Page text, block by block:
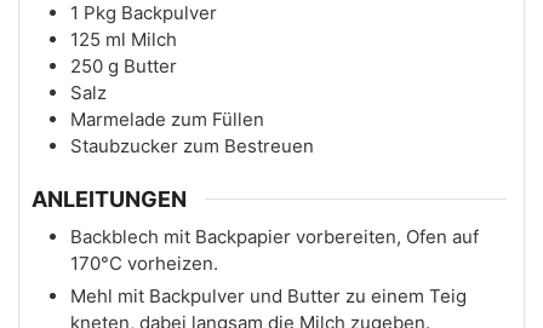
1 Pkg Backpulver
125 ml Milch
250 g Butter
Salz
Marmelade zum Füllen
Staubzucker zum Bestreuen
ANLEITUNGEN
Backblech mit Backpapier vorbereiten, Ofen auf
170°C vorheizen.
Mehl mit Backpulver und Butter zu einem Teig
kneten, dabei langsam die Milch zugeben.